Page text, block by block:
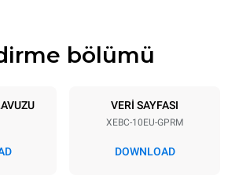
Tepsi özellikleri
600x400
bölümü
VERİ SAYFASI
XEBC-10EU-GPRM
DOWNLOAD